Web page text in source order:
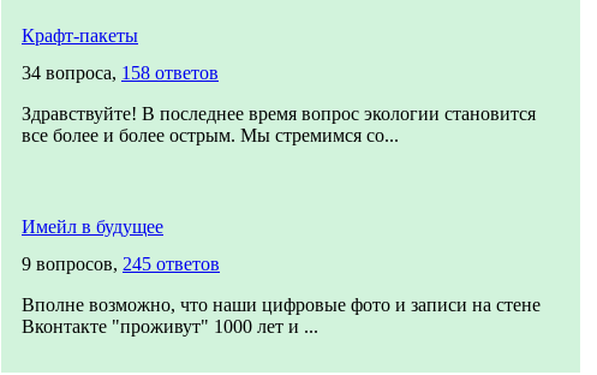
Крафт-пакеты
34 вопроса, 158 ответов
Здравствуйте! В последнее время вопрос экологии становится
все более и более острым. Мы стремимся со...
Имейл в будущее
9 вопросов, 245 ответов
Вполне возможно, что наши цифровые фото и записи на стене
Вконтакте "проживут" 1000 лет и ...